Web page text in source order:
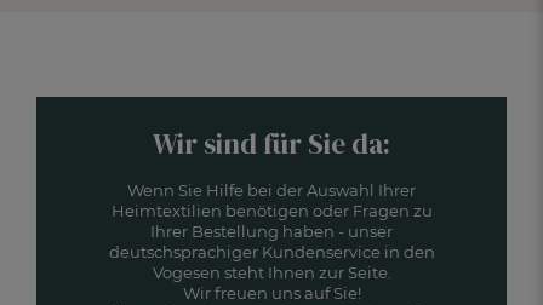
Wir sind für Sie da:
Wenn Sie Hilfe bei der Auswahl Ihrer
Heimtextilien benötigen oder Fragen zu
Ihrer Bestellung haben - unser
deutschsprachiger Kundenservice in den
Vogesen steht Ihnen zur Seite.
Wir freuen uns auf Sie!